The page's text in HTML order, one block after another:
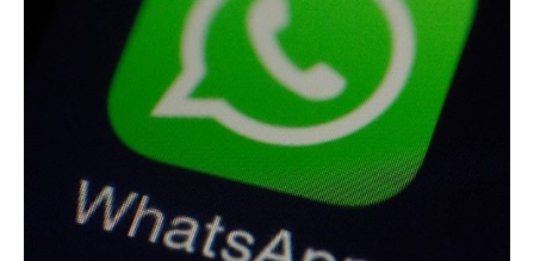
Aspirateurs ECOVACS : Top 9 des meilleurs modèles de
la marque